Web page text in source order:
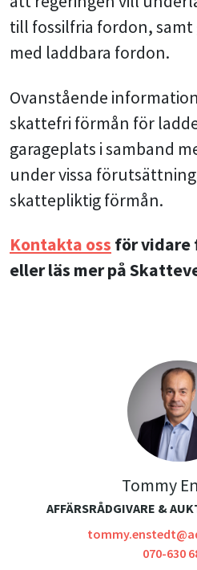
till fossilfria fordon,
med laddbara fordon.
Ovanstående
skattefri förmån för
garageplats i samband
under vissa
skattepliktig förmån.
Kontakta oss för vidare
eller läs mer på
Tommy
AFFÄRSRÅDGIVARE &
070-630